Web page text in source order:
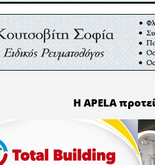
Όπως